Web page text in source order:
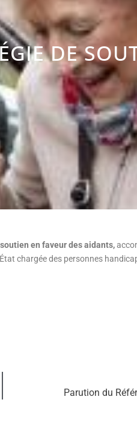
DE
en faveur des aidants,
chargée des personnes
Parution du